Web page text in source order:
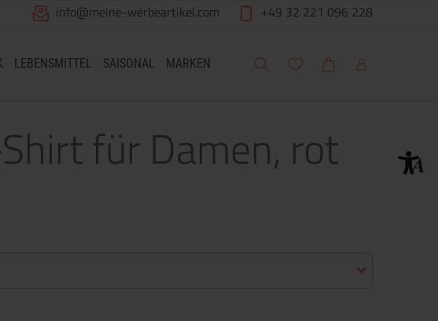
info@meine-werbeartikel.com +49 32 221 096 228
LEBENSMITTEL SAISONAL MARKEN Suche Meine Wunschliste
WarenkorbMein Account
für Damen, rot